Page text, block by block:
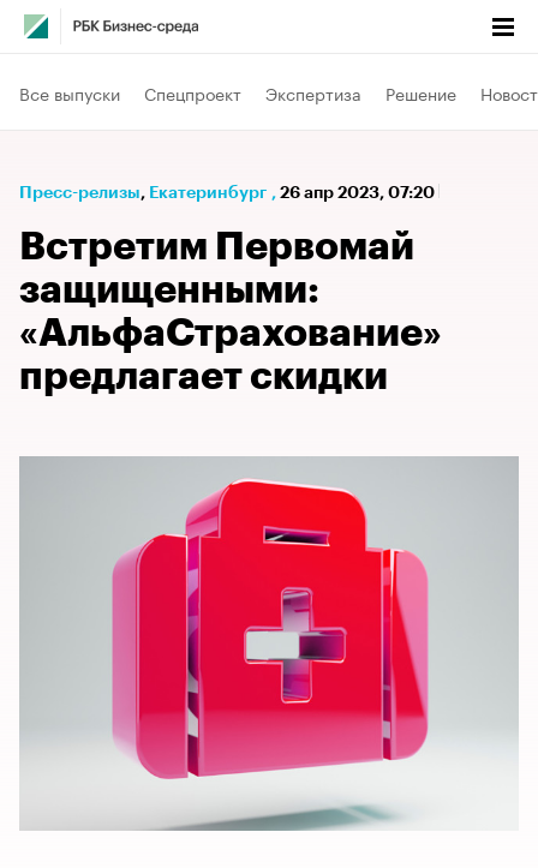
Все выпуски Спецпроект Экспертиза Решение
Пресс-релизы⁠, Екатеринбург , 26 апр 2023, 07:20
Встретим Первомай
защищенными:
«АльфаСтрахование»
предлагает скидки